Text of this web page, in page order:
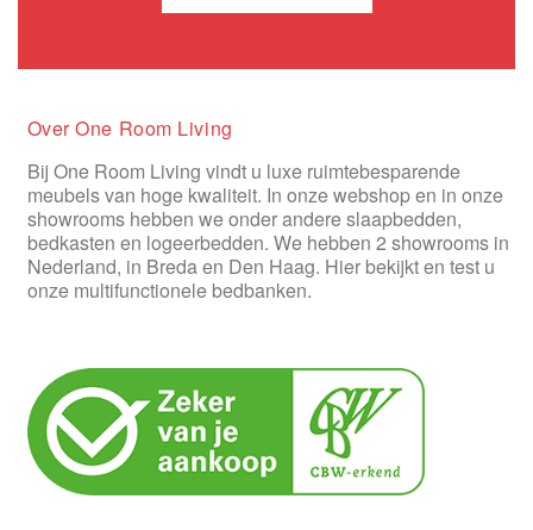
Over One Room Living
Bij One Room Living vindt u luxe ruimtebesparende
meubels van hoge kwaliteit. In onze webshop en in onze
showrooms hebben we onder andere slaapbedden,
bedkasten en logeerbedden. We hebben 2 showrooms in
Nederland, in Breda en Den Haag. Hier bekijkt en test u
onze multifunctionele bedbanken.